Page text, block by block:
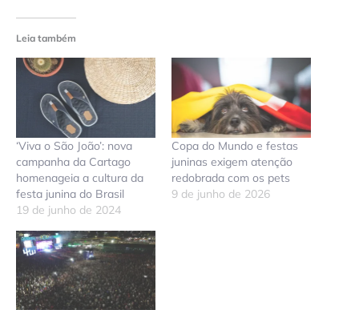
Leia também
‘Viva o São João’: nova
campanha da Cartago
homenageia a cultura da
festa junina do Brasil
19 de junho de 2024
Copa do Mundo e festas
juninas exigem atenção
redobrada com os pets
9 de junho de 2026